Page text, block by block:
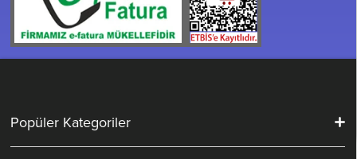
Popüler Kategoriler